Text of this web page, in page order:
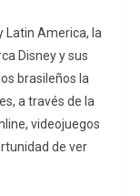
Latin America, la
Disney y sus
brasileños la
a través de la
videojuegos
de ver